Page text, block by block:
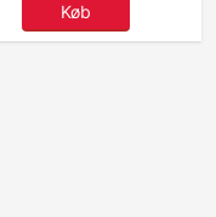
Køb